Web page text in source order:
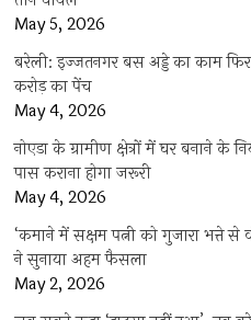
May 5, 2026
बरेली: इज्जतनगर बस अड्डे का काम
करोड़ का पेंच
May 4, 2026
नोएडा के ग्रामीण क्षेत्रों में घर बनाने
पास कराना होगा जरूरी
May 4, 2026
‘कमाने में सक्षम पत्नी को गुजारा भत्ते से
ने सुनाया अहम फैसला
May 2, 2026